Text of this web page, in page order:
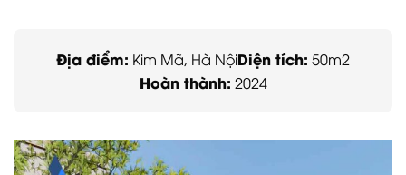
Địa điểm: Kim Mã, Hà NộiDiện tích: 50m2
Hoàn thành: 2024